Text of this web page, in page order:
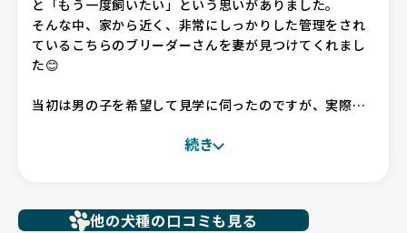
と「もう一度飼いたい」という思いがありました。
そんな中、家から近く、非常にしっかりした管理をされ
ているこちらのブリーダーさんを妻が見つけてくれまし
た😊
当初は男の子を希望して見学に伺ったのですが、実際に
最初から最後まで、ブリーダーさんには非常に丁寧かつ
スムーズに対応していただき、不安なくお迎えの日を迎
続き
他の犬種の口コミも見る